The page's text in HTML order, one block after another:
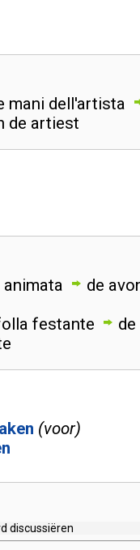
mani dell'artista
de artiest
animata de
festante
de
voor
discussiëren